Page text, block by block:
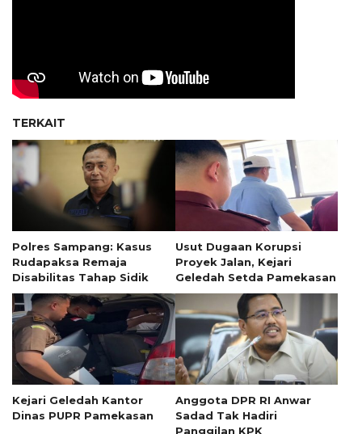
TERKAIT
Polres Sampang: Kasus
Rudapaksa Remaja
Disabilitas Tahap Sidik
Usut Dugaan Korupsi
Proyek Jalan, Kejari
Geledah Setda Pamekasan
Kejari Geledah Kantor
Dinas PUPR Pamekasan
Anggota DPR RI Anwar
Sadad Tak Hadiri
Panggilan KPK